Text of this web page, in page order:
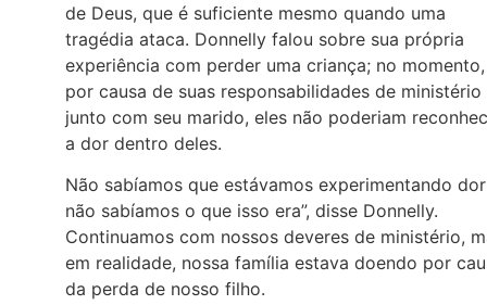
de Deus, que é suficiente mesmo quando uma
tragédia ataca. Donnelly falou sobre sua própria
experiência com perder uma criança; no momento,
por causa de suas responsabilidades de ministério
junto com seu marido, eles não poderiam
a dor dentro deles.
Não sabíamos que estávamos experimentando
não sabíamos o que isso era”, disse Donnelly.
Continuamos com nossos deveres de ministério,
em realidade, nossa família estava doendo por
da perda de nosso filho.